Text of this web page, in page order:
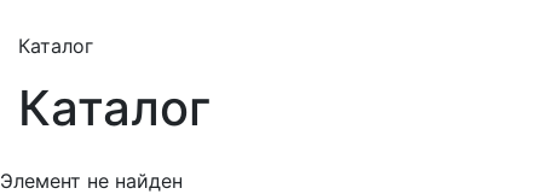
Каталог
Каталог
Элемент не найден